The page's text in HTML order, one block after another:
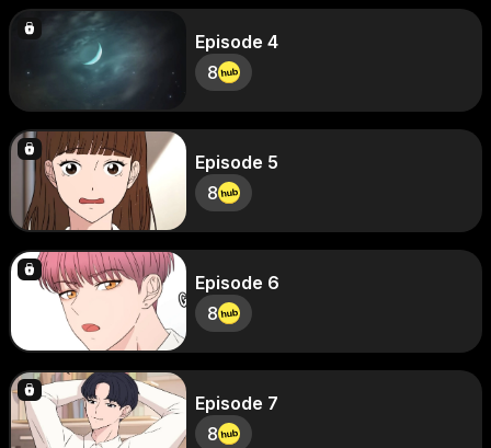
Episode 4
8
Episode 5
8
Episode 6
8
Episode 7
8